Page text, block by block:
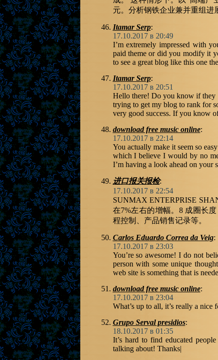
元。分析钢铁企业兼并重组进
Itamar Serp:
17.10.2017 в 20:49
I’m extremely impressed with
paid theme or did you modify it
to see a great blog like this one
Itamar Serp:
17.10.2017 в 20:51
Hello there! Do you know if they
trying to get my blog to rank for
very good success. If you know
download free music online:
17.10.2017 в 22:14
You actually make it seem so
which I believe I would by no
I’m having a look ahead on your
进口报关报检:
17.10.2017 в 22:54
SUNMAX ENTERPRISE
在7%左右的增幅。8 成圈长
程控制、产品销售记录等。
Carlos Eduardo Correa da Veig:
17.10.2017 в 23:03
You’re so awesome! I do not
person with some unique
web site is something that is
download free music online:
17.10.2017 в 23:04
What’s up to all, it’s really a
Grupo Serval presidios:
18.10.2017 в 01:35
It’s hard to find educated
talking about! Thanks|